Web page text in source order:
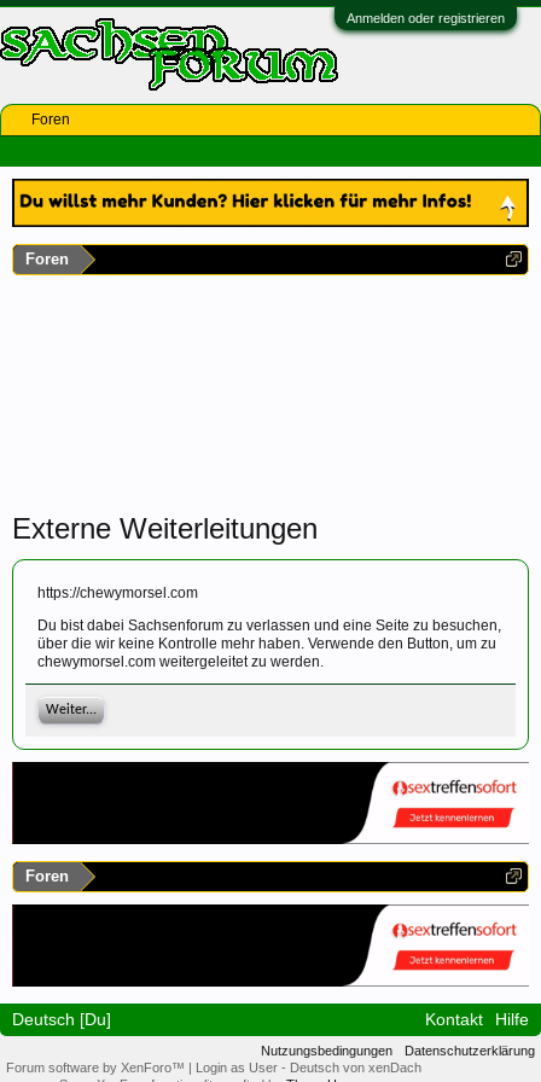
Anmelden oder registrieren
Foren
Externe Weiterleitungen
https://chewymorsel.com
Du bist dabei Sachsenforum zu verlassen und eine Seite zu besuchen,
über die wir keine Kontrolle mehr haben. Verwende den Button, um zu
chewymorsel.com weitergeleitet zu werden.
Weiter...
Foren
Foren
Deutsch [Du] Kontakt Hilfe
Nutzungsbedingungen
Datenschutzerklärung
Forum software by XenForo™ | Login as User - Deutsch von xenDach